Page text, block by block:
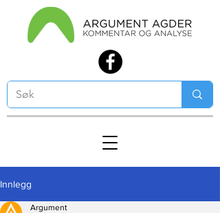
Innlegg
Argument